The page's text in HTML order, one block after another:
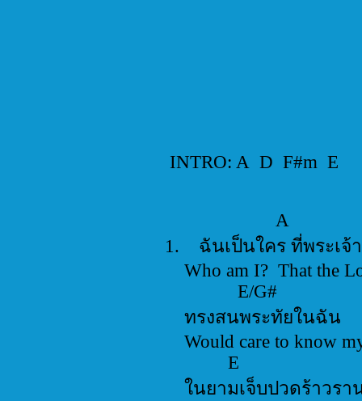
INTRO: A D F#m E
A E/
1. ฉันเป็นใคร ที่พระ
Who am I? That the
E/
ทรงสนพระทัยใน
Would care to
E
ในยามเจ็บปวดร้า